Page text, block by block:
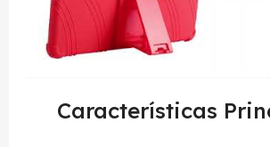
Características